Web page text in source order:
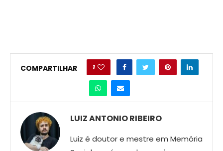
COMPARTILHAR 1
LUIZ ANTONIO RIBEIRO
Luiz é doutor e mestre em Memória